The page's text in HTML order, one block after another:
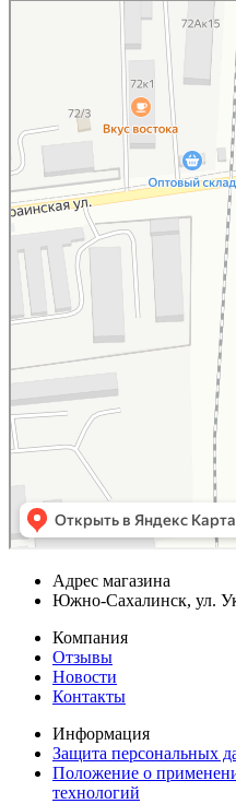
Адрес магазина
Южно-Сахалинск, ул.
Компания
Отзывы
Новости
Контакты
Информация
Защита персональных
Положение о
технологий